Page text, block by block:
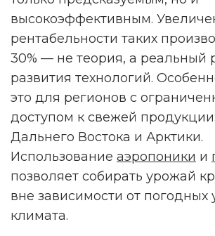
высокоэффективным.
рентабельности таких
30% — не теория, а реальный
развития технологий.
это для регионов с
доступом к свежей
Дальнего Востока и Арктики.
Использование аэропоники и
позволяет собирать урожай
вне зависимости от погодных
климата.
НАМ ВАЖНО ВАШЕ